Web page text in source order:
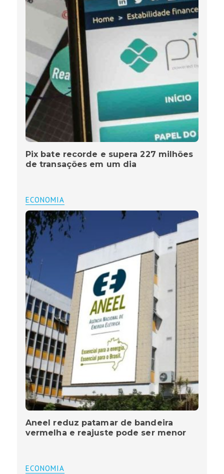
Pix bate recorde e supera 227 milhões
de transações em um dia
ECONOMIA
Aneel reduz patamar de bandeira
vermelha e reajuste pode ser menor
ECONOMIA